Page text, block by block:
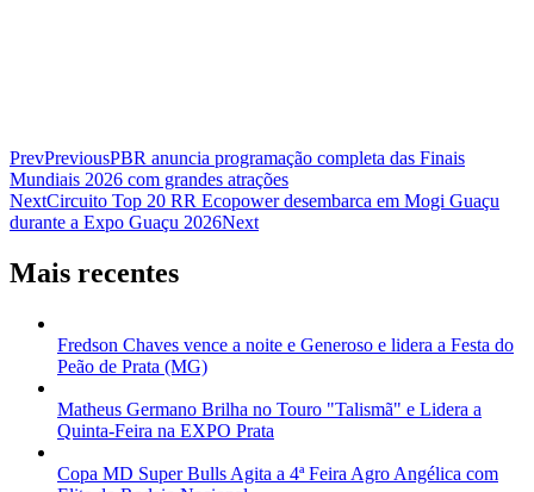
PrevPreviousPBR anuncia programação completa das Finais
Mundiais 2026 com grandes atrações
NextCircuito Top 20 RR Ecopower desembarca em Mogi Guaçu
durante a Expo Guaçu 2026Next
Mais recentes
Fredson Chaves vence a noite e Generoso e lidera a Festa do
Peão de Prata (MG)
Matheus Germano Brilha no Touro "Talismã" e Lidera a
Quinta-Feira na EXPO Prata
Copa MD Super Bulls Agita a 4ª Feira Agro Angélica com